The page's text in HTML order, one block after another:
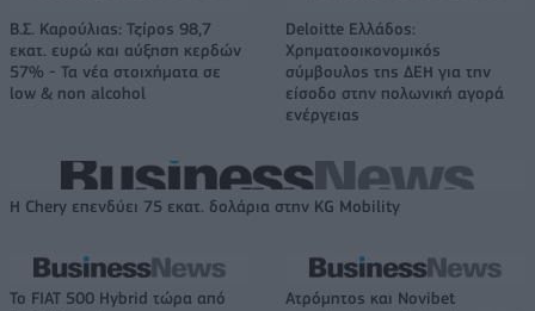
Β.Σ. Καρούλιας: Τζίρος 98,7
εκατ. ευρώ και αύξηση κερδών
57% - Τα νέα στοιχήματα σε
low & non alcohol
Deloitte Ελλάδος:
Χρηματοοικονομικός
σύμβουλος της ΔΕΗ για την
είσοδο στην πολωνική αγορά
ενέργειας
Η Chery επενδύει 75 εκατ. δολάρια στην KG Mobility
Το FIAT 500 Hybrid τώρα από
Ατρόμητος και Novibet